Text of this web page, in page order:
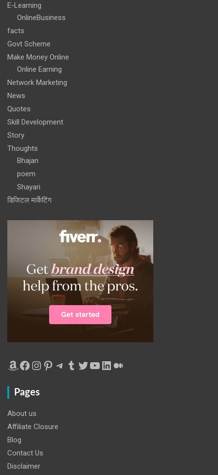
E-Learning
OnlineBusiness
facts
Govt Scheme
Make Money Online
Online Earning
Network Marketing
News
Quotes
Skill Development
Story
Thoughts
Bhajan
poem
Shayari
डिजिटल मार्केटिंग
Amazon
Facebook
Instagram
Pinterest
Telegram
Tumblr
Twitter
YouTube
LinkedIn
Medium
Pages
About us
Affiliate Closure
Blog
Contact Us
Disclaimer